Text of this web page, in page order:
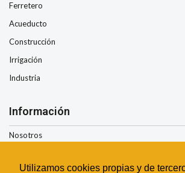
Utilizamos cookies propias y de
Ferretero
Acueducto
Construcción
Irrigación
Industria
Información
Nosotros